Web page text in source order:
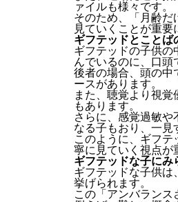
ァイルも様々です。
そのため、「月齢だ
見ていくことが重要
ギフテッドとことば
ギフテッドの子供の
んでいるのに、口
後者の場合、頭の中
ースがあります。
また、聴覚より視
もあります。
さらに、感覚過敏
なる子もおり、一見
このように、ギフ
寧に見ていく視点が
ギフテッドな子にみ
ギフテッドな子供は
挙げられます。
この「アンバラン